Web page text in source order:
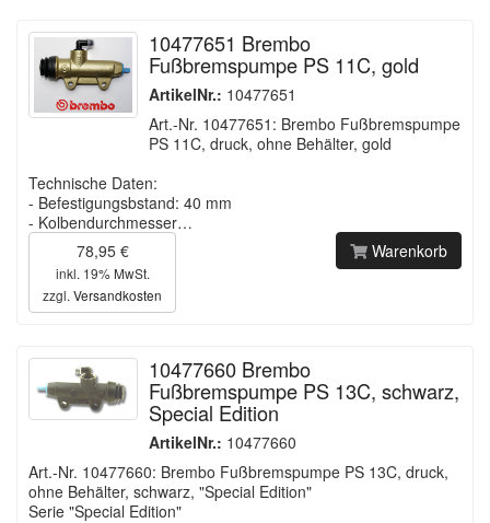
10477651 Brembo
Fußbremspumpe PS 11C, gold
ArtikelNr.: 10477651
Art.-Nr. 10477651: Brembo Fußbremspumpe
PS 11C, druck, ohne Behälter, gold
Technische Daten:
- Befestigungsbstand: 40 mm
- Kolbendurchmesser…
78,95 €
inkl. 19% MwSt.
zzgl. Versandkosten
Warenkorb
10477660 Brembo
Fußbremspumpe PS 13C, schwarz,
Special Edition
ArtikelNr.: 10477660
Art.-Nr. 10477660: Brembo Fußbremspumpe PS 13C, druck,
ohne Behälter, schwarz, "Special Edition"
Serie "Special Edition"